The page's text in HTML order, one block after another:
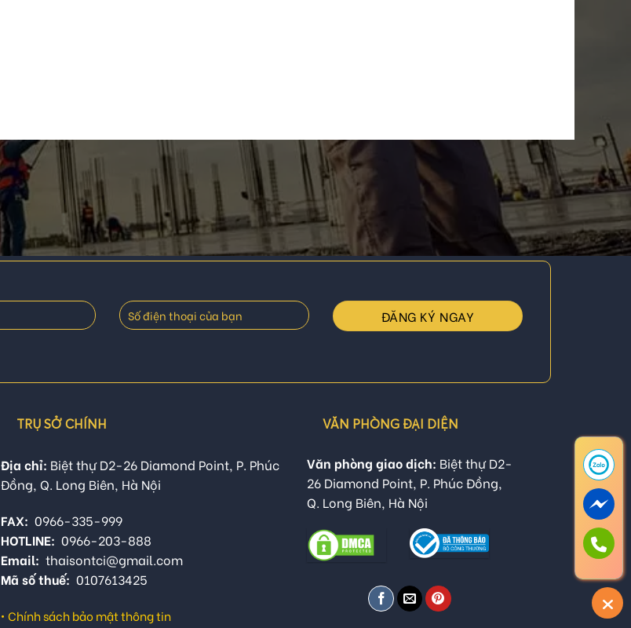
TRỤ SỞ CHÍNH
Địa chỉ: Biệt thự D2-26 Diamond Point, P. Phúc
Đồng, Q. Long Biên, Hà Nội
FAX: 0966-335-999
HOTLINE: 0966-203-888
Email: thaisontci@gmail.com
Mã số thuế: 0107613425
• Chính sách bảo mật thông tin
VĂN PHÒNG ĐẠI DIỆN
Văn phòng giao dịch: Biệt thự D2-
26 Diamond Point, P. Phúc Đồng,
Q. Long Biên, Hà Nội